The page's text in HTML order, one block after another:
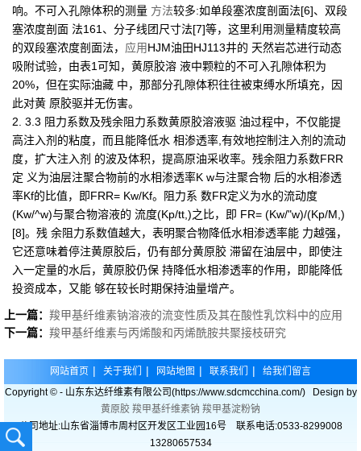
响。不可入孔隙体积的测量 方法较多:如单段塞浓度剖面法[6]、双段
塞浓度剖面 法161、分子线团尺寸法[7]等，这里利用测量精度较高
的双段塞浓度剖面法， 应用HJM油田HJ113井的 天然岩芯进行动态
吸附试验，由表1可知，黄原胶溶 液中颗粒的不可入孔隙体积为
20%，但在实际油藏 中，那部分孔隙体积往往被束缚水所填充，因
此对黄 原胶驱并无伤害。
2. 3.3 阻力系数及残余阻力系数黄原胶溶液驱 油过程中，不仅能提
高注入剂的粘度，而且能降低水 相渗透率,有效地控制注入剂的流动
度，扩大注入剂 的波及体积，提高原油采收率。残余阻力系数FRR
定 义为油层注聚合物前的水相渗透率K w与注聚合物 后的水相渗透
率Kf的比值，即FRR= Kw/Kf。阻力系 数FR定义为水的流动度
(Kw/^w)与聚合物溶液的 流度(Kp/tt,)之比，即 FR= (Kw/"w)/(Kp/M,)
[8]。残 余阻力系数值越大，表明聚合物降低水相渗透率能 力越强，
它还意味着停注黄原胶后，仍有部分黄原胶 滞留在油层中，即使注
入一定量的水后，黄原胶仍保 持降低水相渗透率的作用，即能降低
投资成本，又能 够在较长时期保持油量增产。
上一篇： 羧甲基纤维素钠溶液的流变性质及其在酸性乳饮料中的应用
下一篇： 羧甲基纤维素与丙烯酸和丙烯酰胺共聚接枝研究
网站首页 | 关于我们 | 网站地图 | 联系我们 |
给我们留言
Copyright © - 山东东达纤维素有限公司(https://www.sdcmcchina.com/) Design by
黄原胶 羧甲基纤维素钠 羧甲基淀粉钠
公司地址:山东省淄博市周村区开发区工业园16号 联系电话:0533-8299008
13280657534